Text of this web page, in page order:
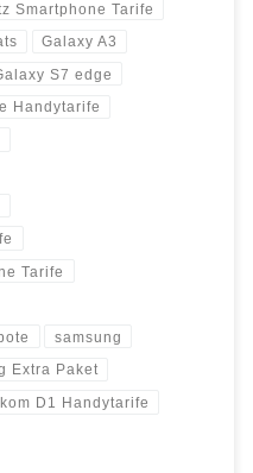
Smartphone Tarife
Galaxy A3
S7 edge
Handytarife
Tarife
samsung
Extra Paket
D1 Handytarife